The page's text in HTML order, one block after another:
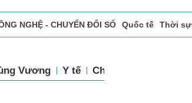
NGHỆ - CHUYỂN ĐỔI SỐ Quốc tế Thời sự
Vương Y tế Chính sách xã hội